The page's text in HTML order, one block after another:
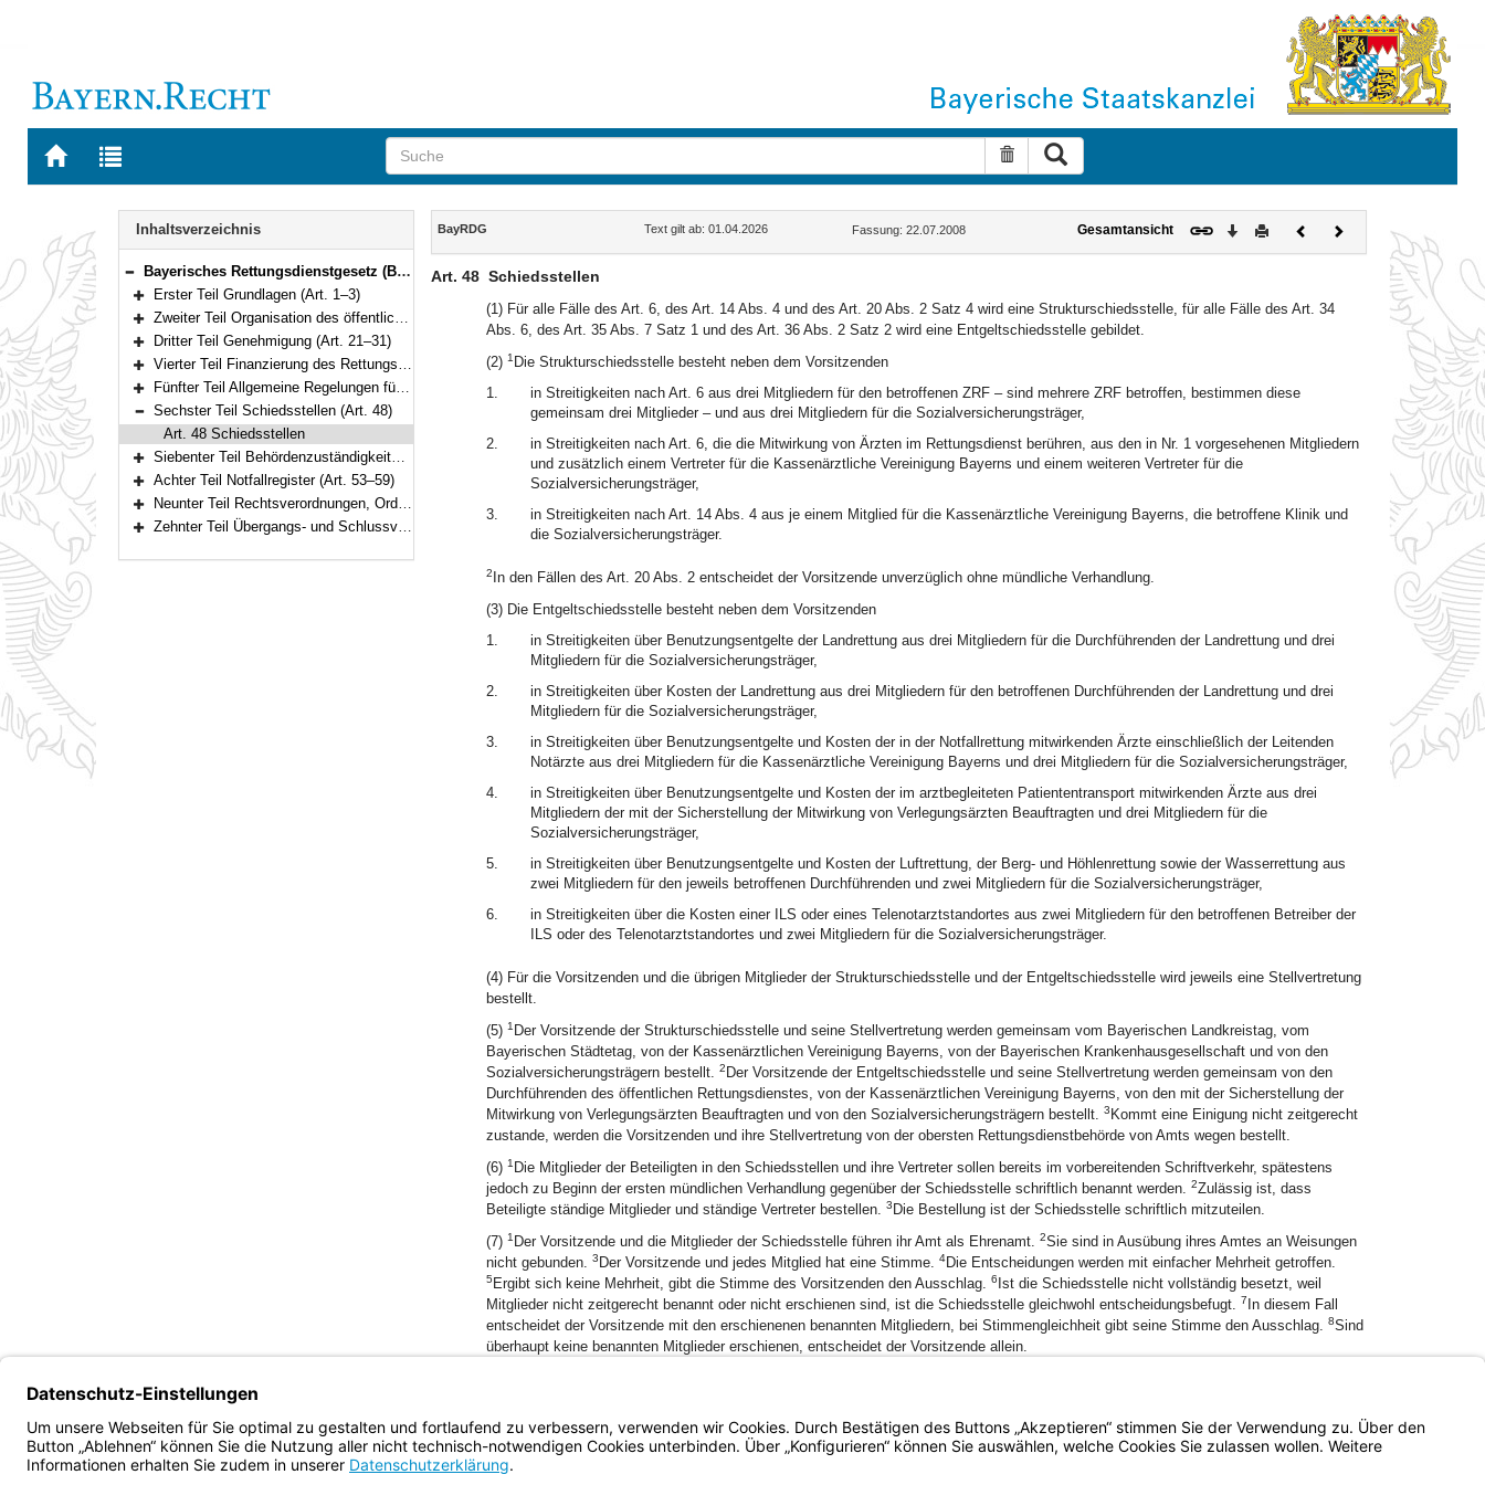
Zur
BAYERN.RECHT
Zur
letzten
Suche zurücksetzen
Navigation
Inhaltsverzeichnis
Bereich reduzieren
Bayerisches Rettungsdienstgesetz (BayRDG) Vom 22. Juli 2008 (GVBl. S. 429) BayRS 215-5-1-I (Art. 1–63)
Bereich erweitern
Erster Teil Grundlagen (Art. 1–3)
Bereich erweitern
Zweiter Teil Organisation des öffentlichen Rettungsdienstes (Art. 4–20)
Bereich erweitern
Dritter Teil Genehmigung (Art. 21–31)
Bereich erweitern
Vierter Teil Finanzierung des Rettungsdienstes (Art. 32–36)
Bereich erweitern
Fünfter Teil Allgemeine Regelungen für die Erbringung rettungsdienstlicher Leistungen (Art. 37–47)
Bereich reduzieren
Sechster Teil Schiedsstellen (Art. 48)
Art. 48 Schiedsstellen
Bereich erweitern
Siebenter Teil Behördenzuständigkeiten und Aufsicht (Art. 49–52)
Bereich erweitern
Achter Teil Notfallregister (Art. 53–59)
Bereich erweitern
Neunter Teil Rechtsverordnungen, Ordnungswidrigkeiten (Art. 60–61)
Zehnter Teil Übergangs- und Schlussvorschriften (Art. 62–63)
Inhalt
BayRDG Text gilt ab: 01.04.2026 Fassung: 22.07.2008 Gesamtansicht Download
DruckenVorherigesNächstes
Dokument
Art. 48 Schiedsstellen
(1) Für alle Fälle des Art. 6, des Art. 14 Abs. 4 und des Art. 20 Abs. 2 Satz 4 wird eine Strukturschiedsstelle, für alle Fälle des Art. 34
Abs. 6, des Art. 35 Abs. 7 Satz 1 und des Art. 36 Abs. 2 Satz 2 wird eine Entgeltschiedsstelle gebildet.
(2) 1 Die Strukturschiedsstelle besteht neben dem Vorsitzenden
1.
in Streitigkeiten nach Art. 6 aus drei Mitgliedern für den betroffenen ZRF – sind mehrere ZRF betroffen, bestimmen diese
gemeinsam drei Mitglieder – und aus drei Mitgliedern für die Sozialversicherungsträger,
2.
in Streitigkeiten nach Art. 6, die die Mitwirkung von Ärzten im Rettungsdienst berühren, aus den in Nr. 1 vorgesehenen Mitgliedern
und zusätzlich einem Vertreter für die Kassenärztliche Vereinigung Bayerns und einem weiteren Vertreter für die
Sozialversicherungsträger,
3.
in Streitigkeiten nach Art. 14 Abs. 4 aus je einem Mitglied für die Kassenärztliche Vereinigung Bayerns, die betroffene Klinik und
die Sozialversicherungsträger.
2 In den Fällen des Art. 20 Abs. 2 entscheidet der Vorsitzende unverzüglich ohne mündliche Verhandlung.
(3) Die Entgeltschiedsstelle besteht neben dem Vorsitzenden
1.
in Streitigkeiten über Benutzungsentgelte der Landrettung aus drei Mitgliedern für die Durchführenden der Landrettung und drei
Mitgliedern für die Sozialversicherungsträger,
2.
in Streitigkeiten über Kosten der Landrettung aus drei Mitgliedern für den betroffenen Durchführenden der Landrettung und drei
Mitgliedern für die Sozialversicherungsträger,
3.
in Streitigkeiten über Benutzungsentgelte und Kosten der in der Notfallrettung mitwirkenden Ärzte einschließlich der Leitenden
Notärzte aus drei Mitgliedern für die Kassenärztliche Vereinigung Bayerns und drei Mitgliedern für die Sozialversicherungsträger,
4.
in Streitigkeiten über Benutzungsentgelte und Kosten der im arztbegleiteten Patiententransport mitwirkenden Ärzte aus drei
Mitgliedern der mit der Sicherstellung der Mitwirkung von Verlegungsärzten Beauftragten und drei Mitgliedern für die
Sozialversicherungsträger,
5.
in Streitigkeiten über Benutzungsentgelte und Kosten der Luftrettung, der Berg- und Höhlenrettung sowie der Wasserrettung aus
zwei Mitgliedern für den jeweils betroffenen Durchführenden und zwei Mitgliedern für die Sozialversicherungsträger,
6.
in Streitigkeiten über die Kosten einer ILS oder eines Telenotarztstandortes aus zwei Mitgliedern für den betroffenen Betreiber der
ILS oder des Telenotarztstandortes und zwei Mitgliedern für die Sozialversicherungsträger.
(4) Für die Vorsitzenden und die übrigen Mitglieder der Strukturschiedsstelle und der Entgeltschiedsstelle wird jeweils eine Stellvertretung
bestellt.
(5) 1 Der Vorsitzende der Strukturschiedsstelle und seine Stellvertretung werden gemeinsam vom Bayerischen Landkreistag, vom
Bayerischen Städtetag, von der Kassenärztlichen Vereinigung Bayerns, von der Bayerischen Krankenhausgesellschaft und von den
Sozialversicherungsträgern bestellt. 2 Der Vorsitzende der Entgeltschiedsstelle und seine Stellvertretung werden gemeinsam von den
Durchführenden des öffentlichen Rettungsdienstes, von der Kassenärztlichen Vereinigung Bayerns, von den mit der Sicherstellung der
Mitwirkung von Verlegungsärzten Beauftragten und von den Sozialversicherungsträgern bestellt. 3 Kommt eine Einigung nicht zeitgerecht
zustande, werden die Vorsitzenden und ihre Stellvertretung von der obersten Rettungsdienstbehörde von Amts wegen bestellt.
(6) 1 Die Mitglieder der Beteiligten in den Schiedsstellen und ihre Vertreter sollen bereits im vorbereitenden Schriftverkehr, spätestens
jedoch zu Beginn der ersten mündlichen Verhandlung gegenüber der Schiedsstelle schriftlich benannt werden. 2Zulässig ist, dass
Beteiligte ständige Mitglieder und ständige Vertreter bestellen. 3 Die Bestellung ist der Schiedsstelle schriftlich mitzuteilen.
(7) 1 Der Vorsitzende und die Mitglieder der Schiedsstelle führen ihr Amt als Ehrenamt. 2Sie sind in Ausübung ihres Amtes an Weisungen
nicht gebunden. 3 Der Vorsitzende und jedes Mitglied hat eine Stimme. 4Die Entscheidungen werden mit einfacher Mehrheit getroffen.
5 Ergibt sich keine Mehrheit, gibt die Stimme des Vorsitzenden den Ausschlag. 6 Ist die Schiedsstelle nicht vollständig besetzt, weil
Mitglieder nicht zeitgerecht benannt oder nicht erschienen sind, ist die Schiedsstelle gleichwohl entscheidungsbefugt. 7 In diesem Fall
entscheidet der Vorsitzende mit den erschienenen benannten Mitgliedern, bei Stimmengleichheit gibt seine Stimme den Ausschlag. 8Sind
überhaupt keine benannten Mitglieder erschienen, entscheidet der Vorsitzende allein.
Bayern.de